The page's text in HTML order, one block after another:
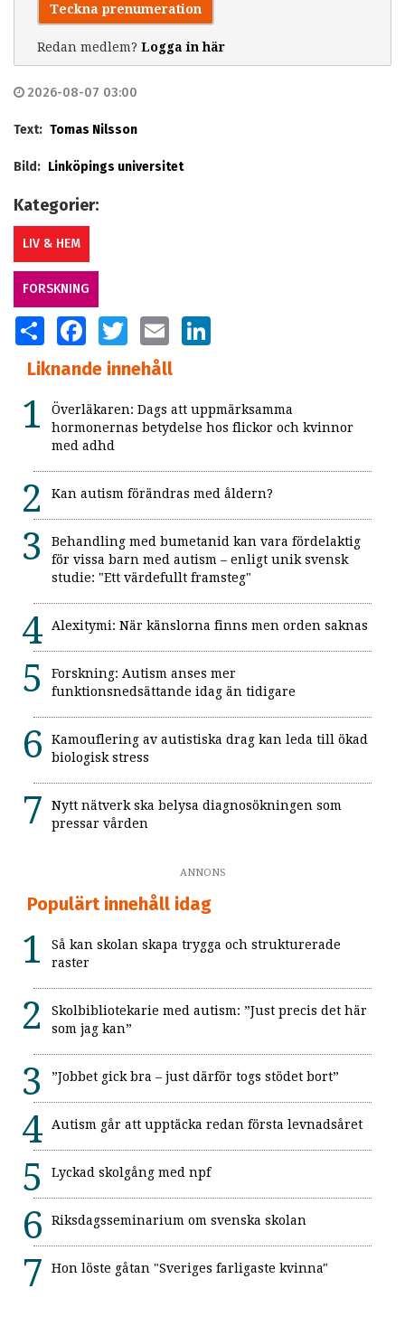
Teckna prenumeration
Redan medlem? Logga in här
2026-08-07 03:00
Text: Tomas Nilsson
Bild: Linköpings universitet
Kategorier:
LIV & HEM
FORSKNING
SHARE FACEBOOKTWITTER EMAIL
Liknande innehåll
Överläkaren: Dags att uppmärksamma
hormonernas betydelse hos flickor och kvinnor
med adhd
Kan autism förändras med åldern?
Behandling med bumetanid kan vara fördelaktig
för vissa barn med autism – enligt unik svensk
studie: "Ett värdefullt framsteg"
Alexitymi: När känslorna finns men orden saknas
Forskning: Autism anses mer
funktionsnedsättande idag än tidigare
Kamouflering av autistiska drag kan leda till ökad
biologisk stress
Nytt nätverk ska belysa diagnosökningen som
pressar vården
ANNONS
Populärt innehåll idag
Så kan skolan skapa trygga och strukturerade
raster
Skolbibliotekarie med autism: ”Just precis det här
som jag kan”
”Jobbet gick bra – just därför togs stödet bort”
Autism går att upptäcka redan första levnadsåret
Lyckad skolgång med npf
Riksdagsseminarium om svenska skolan
Hon löste gåtan "Sveriges farligaste kvinna"